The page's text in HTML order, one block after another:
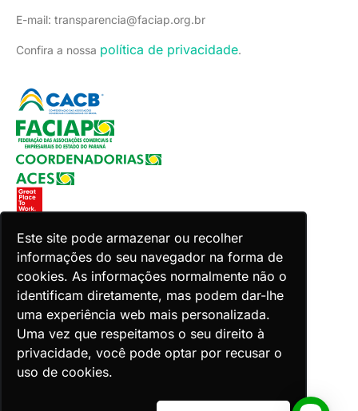
Este site pode armazenar ou recolher
informações do seu navegador na forma de
cookies. As informações normalmente não o
identificam diretamente, mas podem dar-lhe
uma experiência web mais personalizada.
Uma vez que respeitamos o seu direito à
privacidade, você pode optar por recusar o
uso de cookies.
E-mail: transparencia@faciap.org.br
Confira a nossa política de privacidade.
Copyright 2026 Faciap. Todos os direitos reservados.
Desenvolvido por Zion ACES.